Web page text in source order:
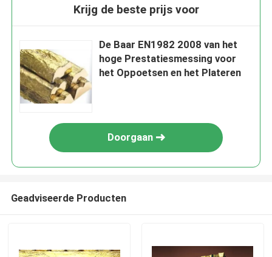
Krijg de beste prijs voor
De Baar EN1982 2008 van het
hoge Prestatiesmessing voor
het Oppoetsen en het Plateren
Doorgaan
Geadviseerde Producten